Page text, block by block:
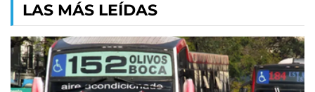
LAS MÁS LEÍDAS